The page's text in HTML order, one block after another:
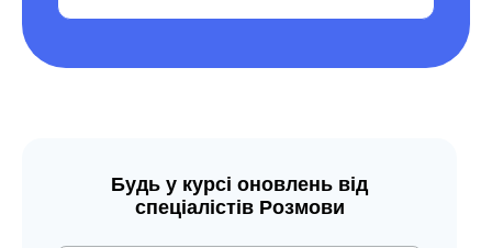
Будь у курсі оновлень від
спеціалістів Розмови